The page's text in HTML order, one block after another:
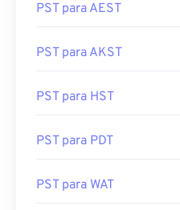
PST para AEST
PST para AKST
PST para HST
PST para PDT
PST para WAT